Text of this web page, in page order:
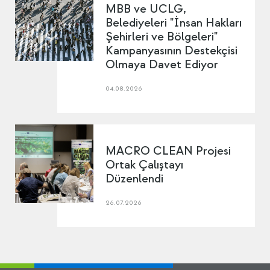
MBB ve UCLG,
Belediyeleri "İnsan Hakları
Şehirleri ve Bölgeleri"
Kampanyasının Destekçisi
Olmaya Davet Ediyor
04.08.2026
MACRO CLEAN Projesi
Ortak Çalıştayı
Düzenlendi
26.07.2026